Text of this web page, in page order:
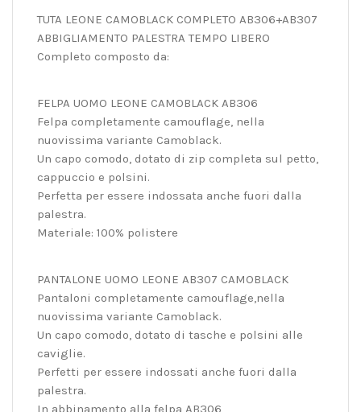
TUTA LEONE CAMOBLACK COMPLETO AB306+AB307
ABBIGLIAMENTO PALESTRA TEMPO LIBERO
Completo composto da:
FELPA UOMO LEONE CAMOBLACK AB306
Felpa completamente camouflage, nella
nuovissima variante Camoblack.
Un capo comodo, dotato di zip completa sul petto,
cappuccio e polsini.
Perfetta per essere indossata anche fuori dalla
palestra.
Materiale: 100% polistere
PANTALONE UOMO LEONE AB307 CAMOBLACK
Pantaloni completamente camouflage,nella
nuovissima variante Camoblack.
Un capo comodo, dotato di tasche e polsini alle
caviglie.
Perfetti per essere indossati anche fuori dalla
palestra.
In abbinamento alla felpa AB306